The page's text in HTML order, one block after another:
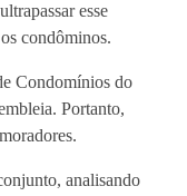
esse
condôminos.
Condomínios do
Portanto,
analisando